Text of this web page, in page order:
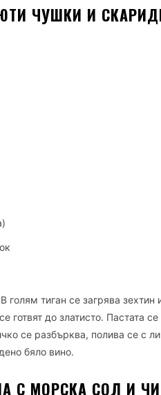
ЧУШКИ И
голям тиган се загрява
готвят до златисто. Пастата
се разбърква, полива се с
бяло вино.
С МОРСКА СОЛ И